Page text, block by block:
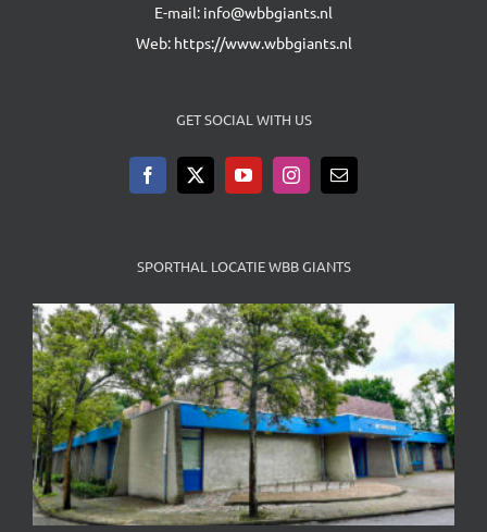
E-mail: info@wbbgiants.nl
Web: https://www.wbbgiants.nl
GET SOCIAL WITH US
SPORTHAL LOCATIE WBB GIANTS